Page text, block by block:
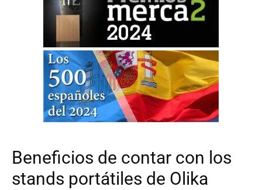
Beneficios de contar con los
stands portátiles de Olika